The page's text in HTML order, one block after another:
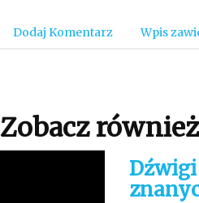
Dodaj Komentarz Wpis
Zobacz